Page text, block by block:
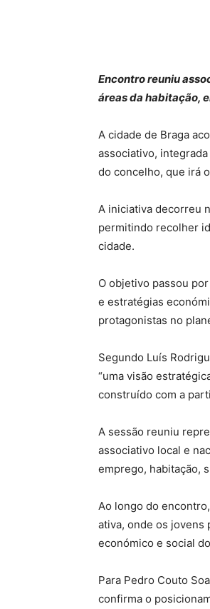
Encontro reuniu
áreas da habitação,
A cidade de Braga
associativo,
do concelho, que irá
A iniciativa decorreu
permitindo recolher
cidade.
O objetivo passou
e estratégias
protagonistas no
Segundo Luís
“uma visão
construído com a
A sessão reuniu
associativo local e
emprego, habitação,
Ao longo do
ativa, onde os jovens
económico e social
Para Pedro Couto
confirma o